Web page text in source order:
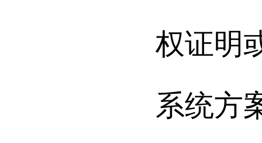
权证明
系统方